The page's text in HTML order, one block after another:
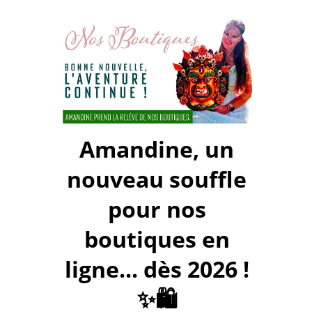
Amandine, un
nouveau souffle
pour nos
boutiques en
ligne... dès 2026 !
✨🛍️